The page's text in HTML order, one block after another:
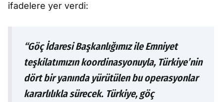
ifadelere yer verdi:
“Göç İdaresi Başkanlığımız ile Emniyet
teşkilatımızın koordinasyonuyla, Türkiye’nin
dört bir yanında yürütülen bu operasyonlar
kararlılıkla sürecek. Türkiye, göç